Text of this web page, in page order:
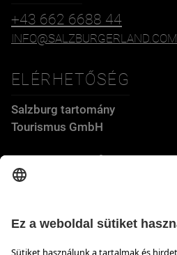
+43 662 6688 44
INFO@SALZBURGERLAND.COM
ELÉRHETŐSÉG
Salzburg tartomány
Tourismus GmbH
Wiener Bundesstraße 23
5300 Hallwang
NYITVATARTÁS